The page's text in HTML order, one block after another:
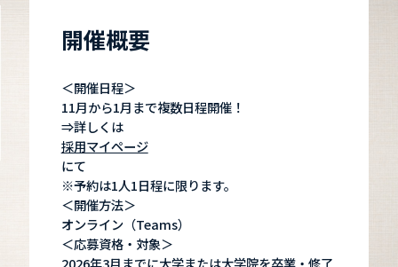
開催概要
＜開催日程＞
11月から1月まで複数日程開催！
⇒詳しくは
採用マイページ
にて
※予約は1人1日程に限ります。
＜開催方法＞
オンライン（Teams）
＜応募資格・対象＞
2026年3月までに大学または大学院を卒業・修了